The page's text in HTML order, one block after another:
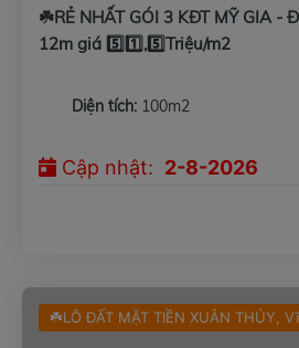
☘️RẺ NHẤT GÓI 3 KĐT MỸ GIA -
12m giá 5️⃣1️⃣,5️⃣Triệu/m2
Diện tích: 100m2
Cập nhật: 2-8-2026
☘️LÔ ĐẤT MẶT TIỀN XUÂN THỦY,